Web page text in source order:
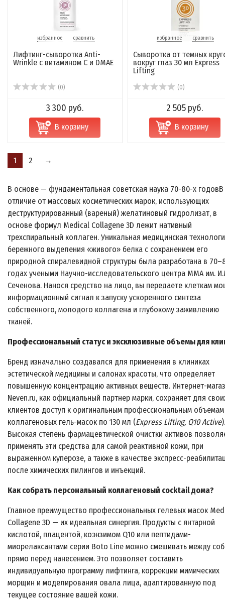
избранное сравнить
Лифтинг-сыворотка Anti-
Wrinkle с витамином С и DMAE
(0)
3 300 руб.
В корзину
избранное сравнить
Сыворотка от темных
вокруг глаз 30 мл Express
Lifting
(0)
2 505 руб.
В корзину
1 2 →
В основе — фундаментальная советская наука 70-80-х годовВ
отличие от массовых косметических марок, использующих
деструктурированный (вареный) желатиновый гидролизат, в
основе формул Medical Collagene 3D лежит нативный
трехспиральный коллаген. Уникальная медицинская
бережного выделения «живого» белка с сохранением его
природной спиралевидной структуры была разработана в
годах учеными Научно-исследовательского центра ММА им.
Сеченова. Нанося средство на лицо, вы передаете клеткам
информационный сигнал к запуску ускоренного синтеза
собственного, молодого коллагена и глубокому заживлению
тканей.
Профессиональный статус и эксклюзивные объемы для
Бренд изначально создавался для применения в клиниках
эстетической медицины и салонах красоты, что определяет
повышенную концентрацию активных веществ. Интернет-
Neven.ru, как официальный партнер марки, сохраняет для
клиентов доступ к оригинальным профессиональным объемам
коллагеновых гель-масок по 130 мл (Express Lifting, Q10 Active).
Высокая степень фармацевтической очистки активов
применять эти средства для самой реактивной кожи, при
выраженном куперозе, а также в качестве экспресс-
после химических пилингов и инъекций.
Как собрать персональный коллагеновый cocktail дома?
Главное преимущество профессиональных гелевых масок
Collagene 3D — их идеальная синергия. Продукты с янтарной
кислотой, плацентой, коэнзимом Q10 или пептидами-
миорелаксантами серии Boto Line можно смешивать между
прямо перед нанесением. Это позволяет составить
индивидуальную программу лифтинга, коррекции мимических
морщин и моделирования овала лица, адаптированную под
текущее состояние вашей кожи.